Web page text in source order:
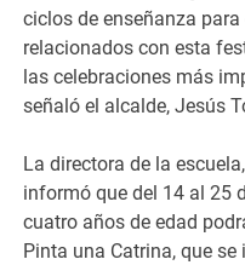
ciclos de enseñanza
relacionados con esta
las celebraciones más
señaló el alcalde, Jesús
La directora de la
informó que del 14 al 25
cuatro años de edad
Pinta una Catrina, que